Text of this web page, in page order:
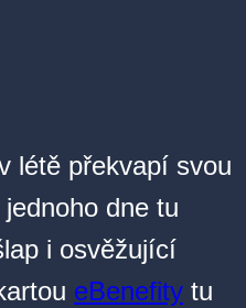
létě překvapí svou
dne tu
i osvěžující
eBenefity tu